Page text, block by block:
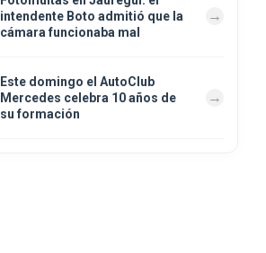
intendente Boto admitió que la
cámara funcionaba mal
Este domingo el AutoClub
Mercedes celebra 10 años de
su formación